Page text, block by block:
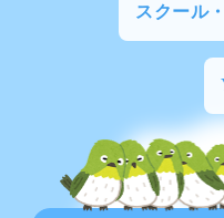
スクール